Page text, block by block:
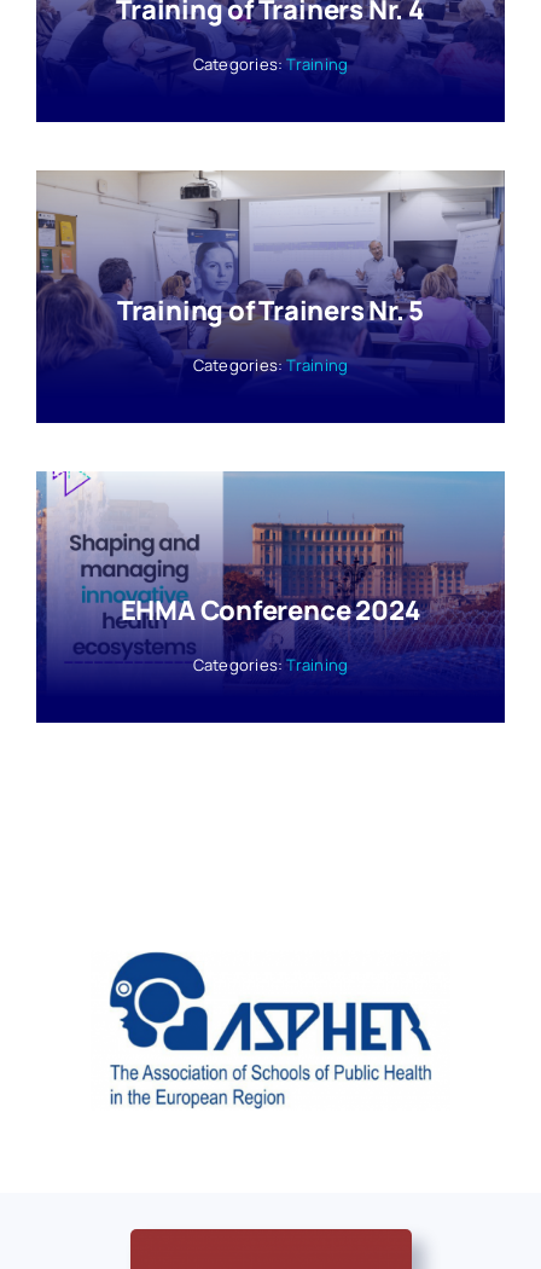
Training of Trainers Nr. 4
Categories:Training
Training of Trainers Nr. 5
Categories:Training
EHMA Conference 2024
Categories:Training